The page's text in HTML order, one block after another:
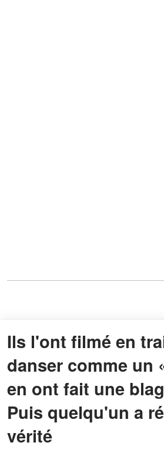
Ils l'ont filmé en
danser comme un
en ont fait une
Puis quelqu'un a
vérité